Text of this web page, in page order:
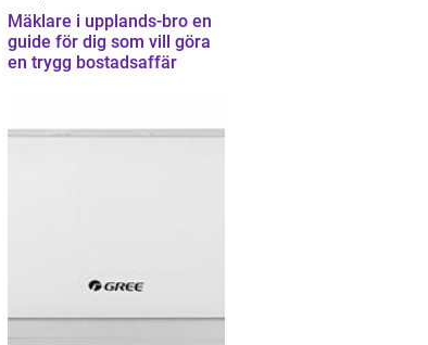
Mäklare i upplands-bro en
guide för dig som vill göra
en trygg bostadsaffär